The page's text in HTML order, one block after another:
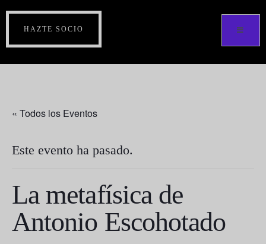
HAZTE SOCIO
« Todos los Eventos
Este evento ha pasado.
La metafísica de
Antonio Escohotado